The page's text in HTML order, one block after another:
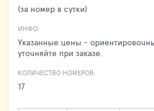
(за номер в сутки)
ИНФО:
Указанные цены -
уточняйте при заказе.
КОЛИЧЕСТВО НОМЕРОВ:
17